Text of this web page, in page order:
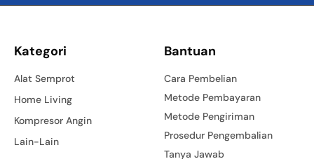
Kategori
Alat Semprot
Home Living
Kompresor Angin
Lain-Lain
Bantuan
Cara Pembelian
Metode Pembayaran
Metode Pengiriman
Prosedur Pengembalian
Tanya Jawab